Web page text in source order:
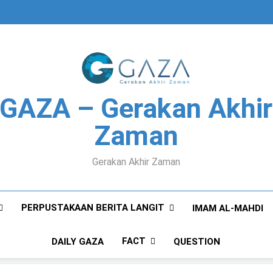
GAZA – Gerakan Akhir
Zaman
Gerakan Akhir Zaman
PERPUSTAKAAN BERITA LANGIT IMAM AL-MAHDI
DAILY GAZA FACT QUESTION